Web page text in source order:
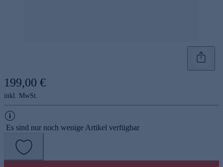
199,00 €
inkl. MwSt.
Es sind nur noch wenige Artikel verfügbar